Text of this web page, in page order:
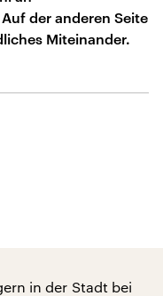
der anderen Seite
Miteinander.
in der Stadt bei